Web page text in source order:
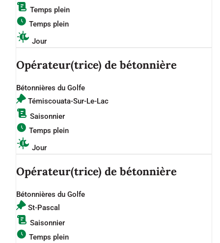
Temps plein
Temps plein
Jour
Opérateur(trice) de bétonnière
Bétonnières du Golfe
Témiscouata-Sur-Le-Lac
Saisonnier
Temps plein
Jour
Opérateur(trice) de bétonnière
Bétonnières du Golfe
St-Pascal
Saisonnier
Temps plein